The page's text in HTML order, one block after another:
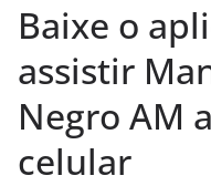
Baixe o
assistir
Negro AM
celular